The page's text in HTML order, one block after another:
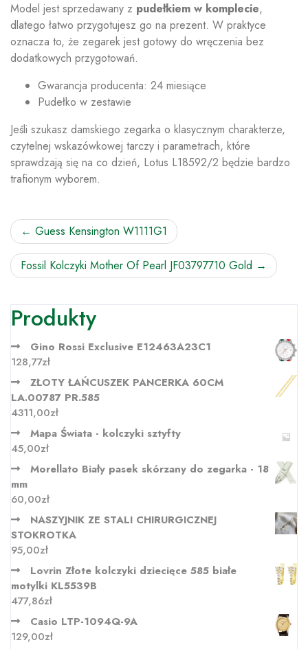
Model jest sprzedawany z pudełkiem w komplecie,
dlatego łatwo przygotujesz go na prezent. W praktyce
oznacza to, że zegarek jest gotowy do wręczenia bez
dodatkowych przygotowań.
Gwarancja producenta: 24 miesiące
Pudełko w zestawie
Jeśli szukasz damskiego zegarka o klasycznym charakterze,
czytelnej wskazówkowej tarczy i parametrach, które
sprawdzają się na co dzień, Lotus L18592/2 będzie bardzo
trafionym wyborem.
Nawigacja
wpisu
Guess Kensington W1111G1
Fossil Kolczyki Mother Of Pearl JF03797710 Gold
Produkty
Gino Rossi Exclusive E12463A23C1
128,77zł
ZŁOTY ŁAŃCUSZEK PANCERKA 60CM
LA.00787 PR.585
4311,00zł
Mapa Świata - kolczyki sztyfty
45,00zł
Morellato Biały pasek skórzany do zegarka - 18
mm
60,00zł
NASZYJNIK ZE STALI CHIRURGICZNEJ
STOKROTKA
95,00zł
Lovrin Złote kolczyki dziecięce 585 białe
motylki KL5539B
477,86zł
Casio LTP-1094Q-9A
129,00zł